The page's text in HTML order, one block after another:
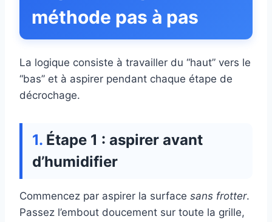
méthode pas à pas
La logique consiste à travailler du “haut” vers le
“bas” et à aspirer pendant chaque étape de
décrochage.
Étape 1 : aspirer avant
d’humidifier
Commencez par aspirer la surface sans frotter.
Passez l’embout doucement sur toute la grille,